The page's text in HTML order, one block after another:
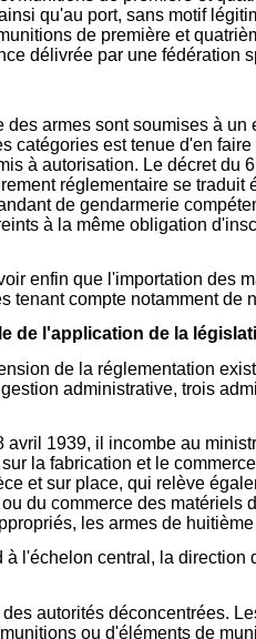
qu'au port, sans motif
de première et
délivrée par une fédération
armes sont soumises à
catégories est tenue d'en
à autorisation. Le décret
réglementaire se
de gendarmerie
à la même obligation
enfin que l'importation des
tenant compte notamment de
de l'application de la
de la réglementation
administrative, trois
1939, il incombe au
la fabrication et le
et sur place, qui relève
du commerce des
les armes de
à l'échelon central, la
autorités déconcentrées.
ou d'éléments de